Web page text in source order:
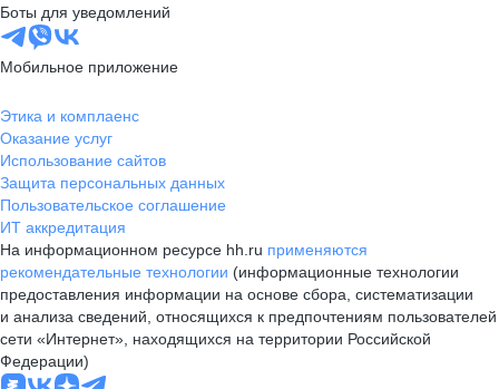
Боты для уведомлений
Мобильное приложение
Этика и комплаенс
Оказание услуг
Использование сайтов
Защита персональных данных
Пользовательское соглашение
ИТ аккредитация
На информационном ресурсе hh.ru применяются
рекомендательные технологии (информационные технологии
предоставления информации на основе сбора, систематизации
и анализа сведений, относящихся к предпочтениям пользователей
сети «Интернет», находящихся на территории Российской
Федерации)